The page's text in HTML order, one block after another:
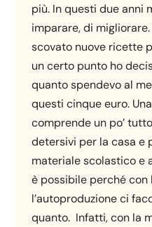
più. In questi due anni
imparare, di
scovato nuove ricette
un certo punto ho
quanto spendevo al
questi cinque euro.
comprende un po’
detersivi per la casa e
materiale scolastico e
è possibile perché con
l’autoproduzione ci
quanto. Infatti, con la